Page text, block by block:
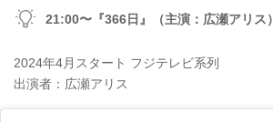
21:00〜『366日』（主演：広瀬アリス）
2024年4月スタート フジテレビ系列
出演者：広瀬アリス